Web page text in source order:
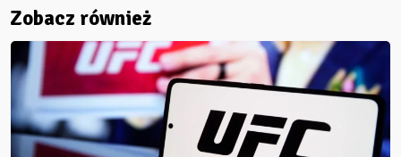
Zobacz również